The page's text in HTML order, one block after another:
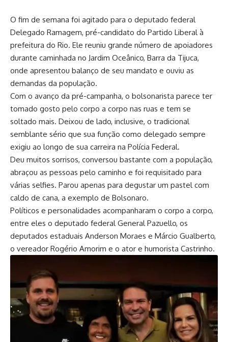
O fim de semana foi agitado para o deputado federal
Delegado Ramagem, pré-candidato do Partido Liberal à
prefeitura do Rio. Ele reuniu grande número de apoiadores
durante caminhada no Jardim Oceânico, Barra da Tijuca,
onde apresentou balanço de seu mandato e ouviu as
demandas da população.
Com o avanço da pré-campanha, o bolsonarista parece ter
tomado gosto pelo corpo a corpo nas ruas e tem se
soltado mais. Deixou de lado, inclusive, o tradicional
semblante sério que sua função como delegado sempre
exigiu ao longo de sua carreira na Polícia Federal.
Deu muitos sorrisos, conversou bastante com a população,
abraçou as pessoas pelo caminho e foi requisitado para
várias selfies. Parou apenas para degustar um pastel com
caldo de cana, a exemplo de Bolsonaro.
Políticos e personalidades acompanharam o corpo a corpo,
entre eles o deputado federal General Pazuello, os
deputados estaduais Anderson Moraes e Márcio Gualberto,
o vereador Rogério Amorim e o ator e humorista Castrinho.